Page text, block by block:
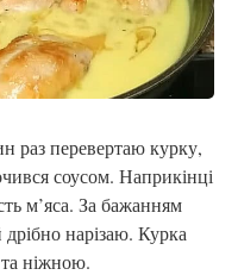
раз перевертаю курку,
соусом. Наприкінці
м’яса. За бажанням
нарізаю. Курка
ніжною.